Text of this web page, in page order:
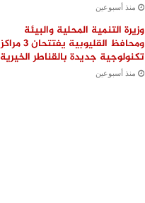
منذ أسبوعين
وزيرة التنمية المحلية والبيئة
ومحافظ القليوبية يفتتحان 3 مراكز
تكنولوجية جديدة بالقناطر الخيرية
منذ أسبوعين